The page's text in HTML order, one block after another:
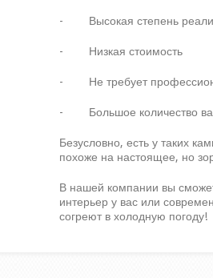
- Высокая степень
- Низкая стоимость
- Не требует
- Большое количество
Безусловно, есть у таких
похоже на настоящее, но
В нашей компании вы
интерьер у вас или
согреют в холодную погоду!